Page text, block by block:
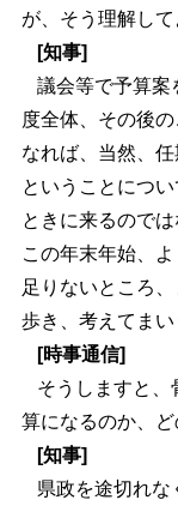
が、そう理解して
[知事]
議会等で予算案
度全体、その後
なれば、当然、
ということにつ
ときに来るので
この年末年始、
足りないところ
歩き、考えてまい
[時事通信]
そうしますと、
算になるのか、ど
[知事]
県政を途切れな